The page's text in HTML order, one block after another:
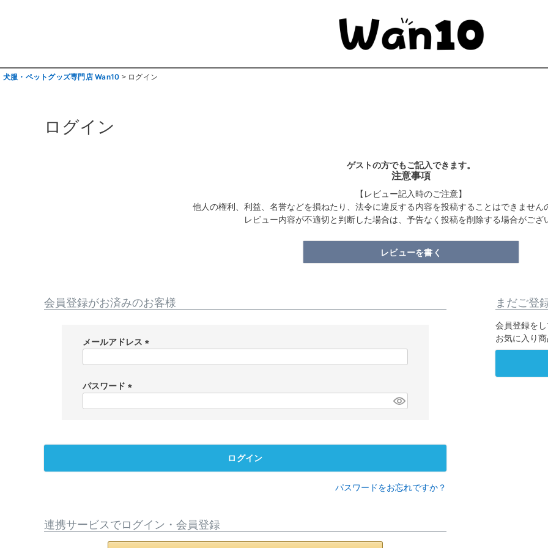
犬服・ペットグッズ専門店 Wan10 ログイン
ログイン
ゲストの方でもご記入できます。
注意事項
【レビュー記入時のご注意】
他人の権利、利益、名誉などを損ねたり、法令に違反する内容を投稿することはできません
レビュー内容が不適切と判断した場合は、予告なく投稿を削除する場合がござ
レビューを書く
会員登録がお済みのお客様
メールアドレス
)
パスワード
ログイン
パスワードをお忘れですか？
連携サービスでログイン・会員登録
まだご登
会員登録を
お気に入り